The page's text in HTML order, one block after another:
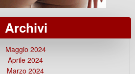
Archivi
Maggio 2024
Aprile 2024
Marzo 2024